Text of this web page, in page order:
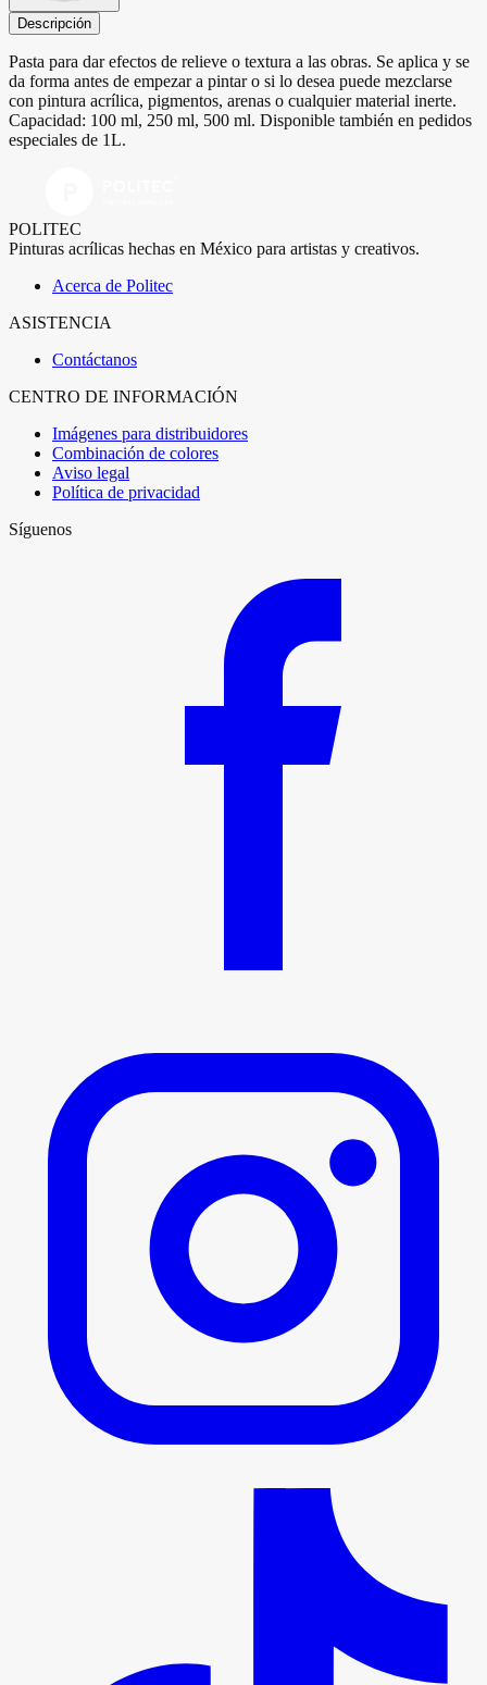
Descripción
Pasta para dar efectos de relieve o textura a las obras. Se aplica y se
da forma antes de empezar a pintar o si lo desea puede mezclarse
con pintura acrílica, pigmentos, arenas o cualquier material inerte.
Capacidad: 100 ml, 250 ml, 500 ml. Disponible también en pedidos
especiales de 1L.
POLITEC
Pinturas acrílicas hechas en México para artistas y creativos.
Acerca de Politec
ASISTENCIA
Contáctanos
CENTRO DE INFORMACIÓN
Imágenes para distribuidores
Combinación de colores
Aviso legal
Política de privacidad
Síguenos